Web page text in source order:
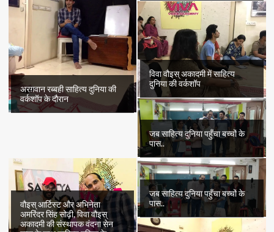
अरग़वान रब्बही साहित्य दुनिया की
वर्कशॉप के दौरान
विवा वौइस् अकादमी में साहित्य
दुनिया की वर्कशॉप
जब साहित्य दुनिया पहुँचा बच्चों के
पास..
वौइस् आर्टिस्ट और अभिनेता
अमरिंदर सिंह सोढ़ी, विवा वौइस्
अकादमी की संस्थापक वंदना सेन
जब साहित्य दुनिया पहुँचा बच्चों के
पास..